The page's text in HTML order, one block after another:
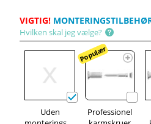
VIGTIG!
Hvilken skal jeg vælge?
Uden
Populær
Professionel